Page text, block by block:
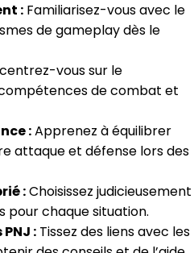
: Familiarisez-vous avec le
de gameplay dès le
vous sur le
de combat et
:Apprenez à équilibrer
attaque et défense lors des
:Choisissez judicieusement
pour chaque situation.
: Tissez des liens avec les